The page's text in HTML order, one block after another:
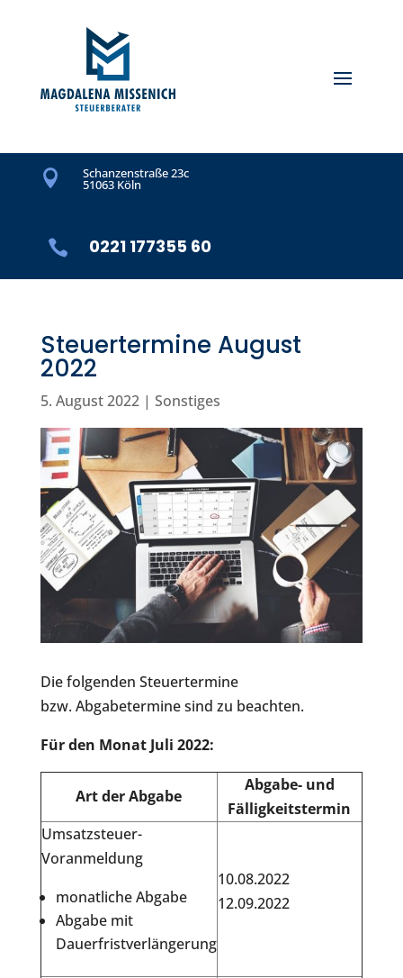
 Schanzenstraße 23c
51063 Köln
 0221 177355 60
Steuertermine August
2022
5. August 2022| Sonstiges
Die folgenden Steuertermine
bzw. Abgabetermine sind zu beachten.
Für den Monat Juli 2022:
Art der Abgabe
Abgabe- und
Fälligkeitstermin
Umsatzsteuer-
Voranmeldung
monatliche Abgabe
Abgabe mit
Dauerfristverlängerung
10.08.2022
12.09.2022